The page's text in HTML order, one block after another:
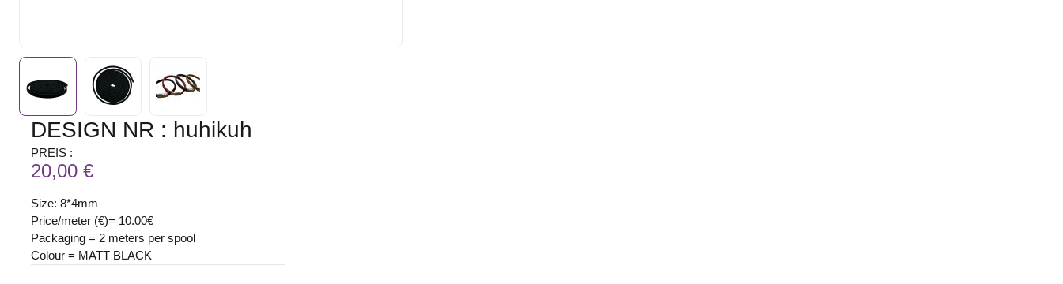
DESIGN NR : huhikuh
PREIS :
20,00 €
Size: 8*4mm
Price/meter (€)= 10.00€
Packaging = 2 meters per spool
Colour = MATT BLACK